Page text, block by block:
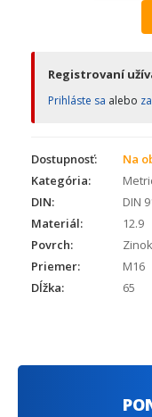
Registrovaní
Prihláste sa alebo
Dostupnosť:
Na
Kategória:
DIN:
DIN
Materiál:
12.9
Povrch:
Priemer:
M16
Dĺžka:
65